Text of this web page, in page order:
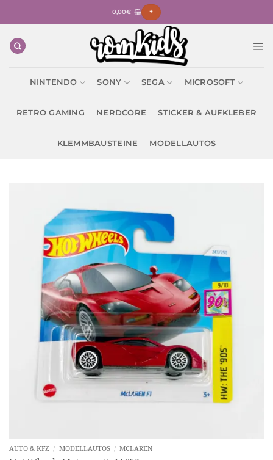
0,00€ +
NINTENDO SONY SEGA MICROSOFT
RETRO GAMING NERDCORE STICKER & AUFKLEBER
KLEMMBAUSTEINE MODELLAUTOS
AUTO & KFZ / MODELLAUTOS / MCLAREN